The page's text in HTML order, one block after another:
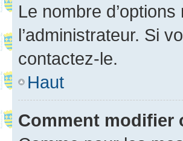
Le nombre
l’administrateur. Si
contactez-le.
Haut
Comment modifier